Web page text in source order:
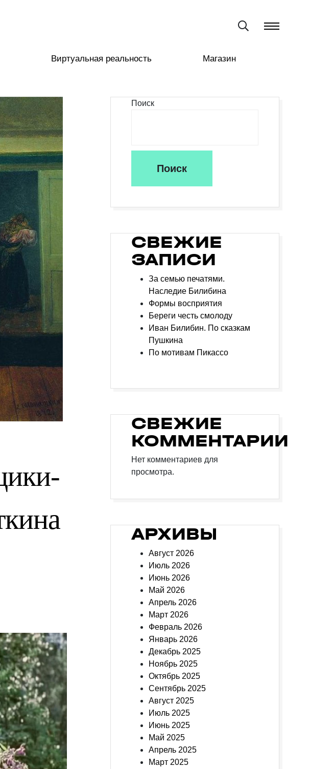
Виртуальная реальность Магазин
Поиск
Поиск
СВЕЖИЕ
ЗАПИСИ
За семью печатями.
Наследие Билибина
Формы восприятия
Береги честь смолоду
Иван Билибин. По сказкам
Пушкина
По мотивам Пикассо
СВЕЖИЕ
КОММЕНТАРИИ
Нет комментариев для
просмотра.
АРХИВЫ
Август 2026
Июль 2026
Июнь 2026
Май 2026
Апрель 2026
Март 2026
Февраль 2026
Январь 2026
Декабрь 2025
Ноябрь 2025
Октябрь 2025
Сентябрь 2025
Август 2025
Июль 2025
Июнь 2025
Май 2025
Апрель 2025
Март 2025